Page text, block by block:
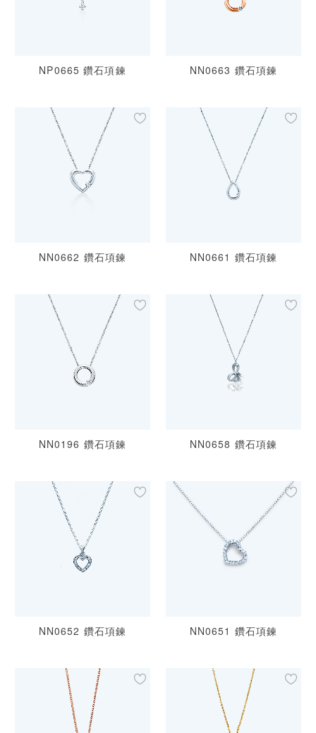
NP0665 鑽石項鍊 NN0663 鑽石項鍊
NN0662 鑽石項鍊 NN0661 鑽石項鍊
NN0196 鑽石項鍊 NN0658 鑽石項鍊
NN0652 鑽石項鍊 NN0651 鑽石項鍊